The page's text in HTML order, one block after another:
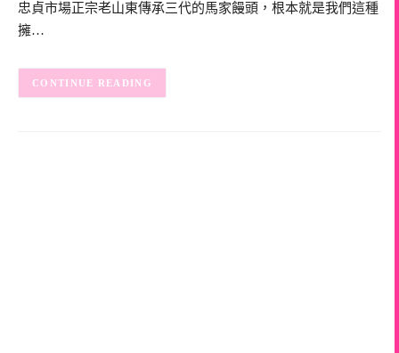
忠貞市場正宗老山東傳承三代的馬家饅頭，根本就是我們這種
擁…
CONTINUE READING